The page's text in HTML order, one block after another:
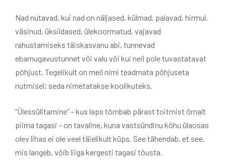
Nad nutavad, kui nad on näljased, külmad, palavad, hirmul,
väsinud, üksildased, ülekoormatud, vajavad
rahustamiseks täiskasvanu abi, tunnevad
ebamugavustunnet või valu või kui neil pole tuvastatavat
põhjust. Tegelikult on meil nimi teadmata põhjuseta
nutmisel; seda nimetatakse koolikuteks.
“Ülessülitamine” – kus laps tõmbab pärast toitmist õrnalt
piima tagasi – on tavaline, kuna vastsündinu kõhu ülaosas
olev lihas ei ole veel täielikult küps. See tähendab, et see,
mis langeb, võib liiga kergesti tagasi tõusta.